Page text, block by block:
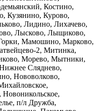
Костино,
, Кузянино, Курово,
Лидино, Лихачево,
Лысково, Лыщиково,
Мамошино, Марково,
2, Митинка,
Морево, Мытники,
Сляднево,
Нововолково,
п/л Дружба,